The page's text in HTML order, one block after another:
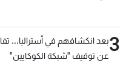
3بعد انكشافهم في أستراليا...
عن توقيف "شبكة الكوكايين"